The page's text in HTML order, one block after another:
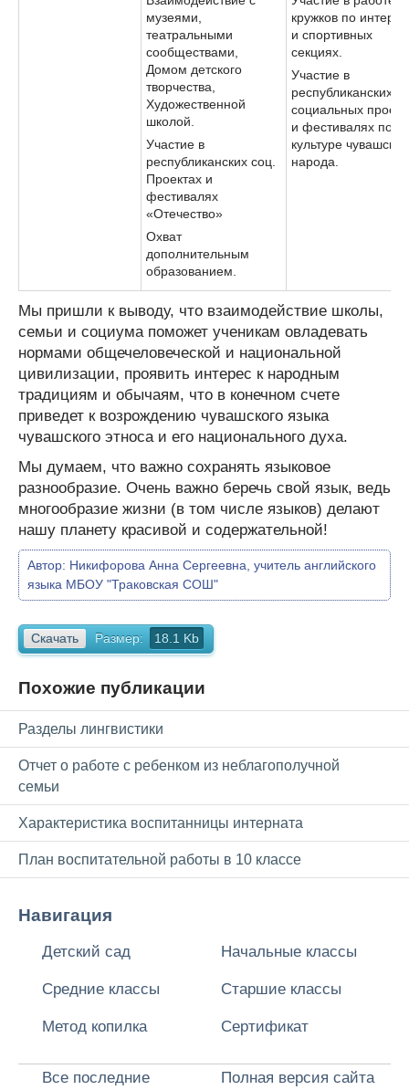
музеями,
театральными
сообществами,
Домом детского
творчества,
Художественной
школой.
Участие в
республиканских соц.
Проектах и
фестивалях
«Отечество»
Охват
дополнительным
образованием.
кружков по
и спортивных
секциях.
Участие в
республиканских
социальных
и фестивалях по
культуре
народа.
Мы пришли к выводу, что взаимодействие школы,
семьи и социума поможет ученикам овладевать
нормами общечеловеческой и национальной
цивилизации, проявить интерес к народным
традициям и обычаям, что в конечном счете
приведет к возрождению чувашского языка
чувашского этноса и его национального духа.
Мы думаем, что важно сохранять языковое
разнообразие. Очень важно беречь свой язык, ведь
многообразие жизни (в том числе языков) делают
нашу планету красивой и содержательной!
Автор: Никифорова Анна Сергеевна, учитель английского
языка МБОУ "Траковская СОШ"
Скачать Размер: 18.1 Kb
Похожие публикации
Разделы лингвистики
Отчет о работе с ребенком из неблагополучной
семьи
Характеристика воспитанницы интерната
План воспитательной работы в 10 классе
Навигация
Детский сад Начальные классы
Средние классы Старшие классы
Метод копилка Сертификат
Все последние
Полная версия сайта